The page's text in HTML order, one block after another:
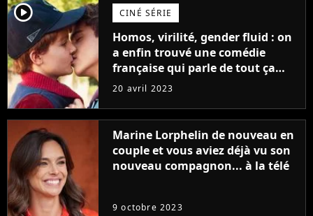
player2 CINÉ SÉRIE
Homos, virilité, gender fluid : on
a enfin trouvé une comédie
française qui parle de tout ça
sans être super ringarde
20 avril 2023
Marine Lorphelin de nouveau en
couple et vous aviez déjà vu son
nouveau compagnon... à la télé
9 octobre 2023